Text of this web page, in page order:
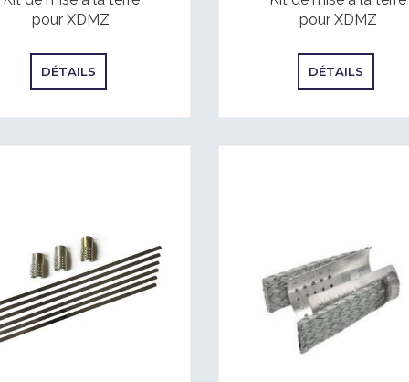
pour XDMZ
DÉTAILS
pour XDMZ
DÉTAILS